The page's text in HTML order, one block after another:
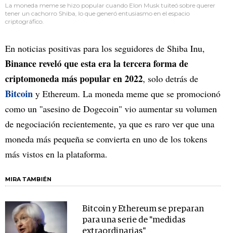
La moneda meme se hizo popular cuando Elon Musk tuiteó sobre querer
tener un cachorro Shiba, lo que generó entusiasmo en el espacio
criptográfico.
En noticias positivas para los seguidores de Shiba Inu,
Binance reveló que esta era la tercera forma de
criptomoneda más popular en 2022, solo detrás de
Bitcoin y Ethereum. La moneda meme que se promocionó
como un "asesino de Dogecoin" vio aumentar su volumen
de negociación recientemente, ya que es raro ver que una
moneda más pequeña se convierta en uno de los tokens
más vistos en la plataforma.
MIRA TAMBIÉN
Bitcoin y Ethereum se preparan
para una serie de "medidas
extraordinarias"